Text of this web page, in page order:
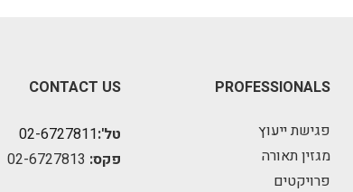
PROFESSIONALS
פגישת ייעוץ
מגזין תאורה
פרויקטים
CONTACT US
טל':02-6727811
פקס: